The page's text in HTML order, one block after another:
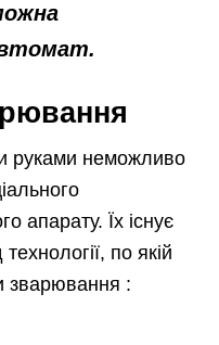
руками неможливо
апарату. Їх існує
по якій
зварювання :